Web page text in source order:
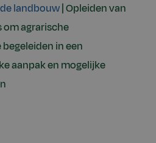
landbouw| Opleiden van
agrarische
in een
aanpak en mogelijke